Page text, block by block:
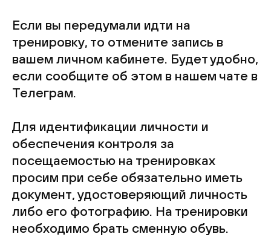
Если вы передумали идти на
тренировку, то отмените запись в
вашем личном кабинете. Будет удобно,
если сообщите об этом в нашем чате в
Телеграм.
Для идентификации личности и
обеспечения контроля за
посещаемостью на тренировках
просим при себе обязательно иметь
документ, удостоверяющий личность
либо его фотографию. На тренировки
необходимо брать сменную обувь.